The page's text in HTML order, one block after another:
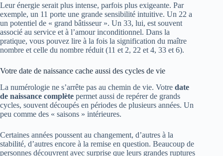
Leur énergie serait plus intense, parfois plus exigeante. Par
exemple, un 11 porte une grande sensibilité intuitive. Un 22 a
un potentiel de « grand bâtisseur ». Un 33, lui, est souvent
associé au service et à l’amour inconditionnel. Dans la
pratique, vous pouvez lire à la fois la signification du maître
nombre et celle du nombre réduit (11 et 2, 22 et 4, 33 et 6).
Votre date de naissance cache aussi des cycles de vie
La numérologie ne s’arrête pas au chemin de vie. Votre date
de naissance complète permet aussi de repérer de grands
cycles, souvent découpés en périodes de plusieurs années. Un
peu comme des « saisons » intérieures.
Certaines années poussent au changement, d’autres à la
stabilité, d’autres encore à la remise en question. Beaucoup de
personnes découvrent avec surprise que leurs grandes ruptures